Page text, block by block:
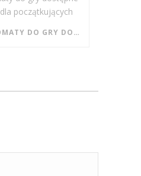
NAJLEPSZE AUTOMATY DO GRY DOSTĘPNE NA CASINO WISHWIN DLA POCZĄTKUJĄCYCH